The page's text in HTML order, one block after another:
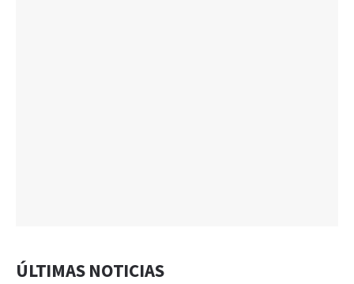
ÚLTIMAS NOTICIAS